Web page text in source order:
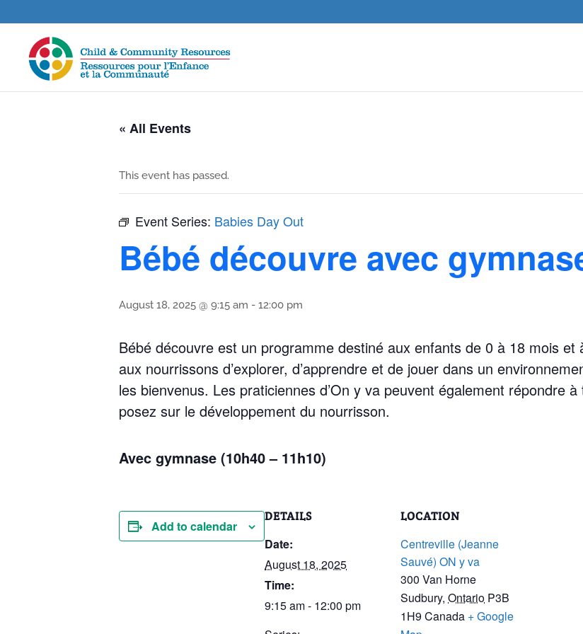
« All Events
This event has passed.
Event Series: Babies Day Out
Bébé découvre avec
August 18, 2025 @ 9:15 am - 12:00 pm
Bébé découvre est un programme destiné aux enfants de 0 à 18 mois
aux nourrissons d’explorer, d’apprendre et de jouer dans un
les bienvenus. Les praticiennes d’On y va peuvent également répondre
posez sur le développement du nourrisson.
Avec gymnase (10h40 – 11h10)
Add to calendar
DETAILS
Date:
August 18, 2025
Time:
9:15 am - 12:00 pm
LOCATION
Centreville (Jeanne
Sauvé) ON y va
300 Van Horne
Sudbury, Ontario P3B
1H9 Canada + Google